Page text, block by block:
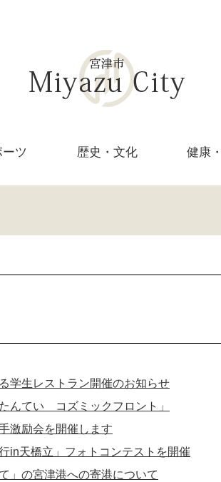
ツ 歴史・文化 健康
学生レストラン開催のお知らせ
んてい コズミックフロント」
激励会を開催します
in天橋立」フォトコンテストを開催
」の宮津港への寄港について